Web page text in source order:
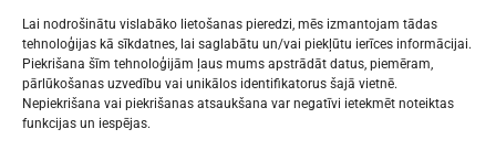
Lai nodrošinātu vislabāko lietošanas pieredzi, mēs izmantojam tādas
tehnoloģijas kā sīkdatnes, lai saglabātu un/vai piekļūtu ierīces informācijai.
Piekrišana šīm tehnoloģijām ļaus mums apstrādāt datus, piemēram,
pārlūkošanas uzvedību vai unikālos identifikatorus šajā vietnē.
Nepiekrišana vai piekrišanas atsaukšana var negatīvi ietekmēt noteiktas
funkcijas un iespējas.
Daugavpils Zinātņu vidusskola
Raiņa iela 30, Daugavpils, LV-5401
Reģ. Nr. 2713903513 (IZM)
Daugavpils valstspilsētas pašvaldība 90000077325